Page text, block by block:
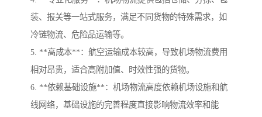
装、报关等一站式服务，满足不同货物的特殊需求，如
冷链物流、危险品运输等。
5. **高成本**：航空运输成本较高，导致机场物流费用
相对昂贵，适合高附加值、时效性强的货物。
6. **依赖基础设施**：机场物流高度依赖机场设施和航
线网络，基础设施的完善程度直接影响物流效率和能